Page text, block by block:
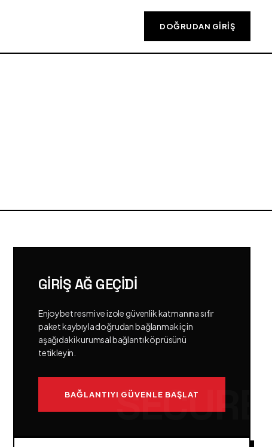
DOĞRUDAN GIRIŞ
GIRIŞ AĞ GEÇIDI
Enjoybet resmi ve izole güvenlik katmanına sıfır
paket kaybıyla doğrudan bağlanmak için
aşağıdaki kurumsal bağlantı köprüsünü
tetikleyin.
BAĞLANTIYI GÜVENLE BAŞLAT